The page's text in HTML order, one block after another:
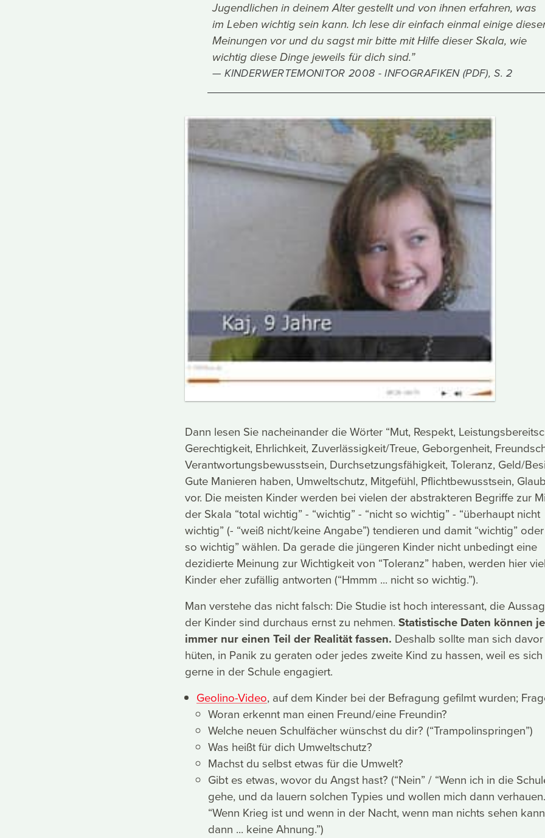
Jugendlichen in deinem Alter gestellt und von ihnen erfahren, was
im Leben wichtig sein kann. Ich lese dir einfach einmal einige
Meinungen vor und du sagst mir bitte mit Hilfe dieser Skala, wie
wichtig diese Dinge jeweils für dich sind.”
KINDERWERTEMONITOR 2008 - INFOGRAFIKEN (PDF), S. 2
Dann lesen Sie nacheinander die Wörter “Mut, Respekt,
Gerechtigkeit, Ehrlichkeit, Zuverlässigkeit/Treue, Geborgenheit,
Verantwortungsbewusstsein, Durchsetzungsfähigkeit, Toleranz, Geld/
Gute Manieren haben, Umweltschutz, Mitgefühl, Pflichtbewusstsein,
vor. Die meisten Kinder werden bei vielen der abstrakteren Begriffe zur
der Skala “total wichtig” - “wichtig” - “nicht so wichtig” - “überhaupt nicht
wichtig” (- “weiß nicht/keine Angabe”) tendieren und damit “wichtig”
so wichtig” wählen. Da gerade die jüngeren Kinder nicht unbedingt eine
dezidierte Meinung zur Wichtigkeit von “Toleranz” haben, werden hier
Kinder eher zufällig antworten (“Hmmm ... nicht so wichtig.”).
Man verstehe das nicht falsch: Die Studie ist hoch interessant, die
der Kinder sind durchaus ernst zu nehmen. Statistische Daten können
immer nur einen Teil der Realität fassen. Deshalb sollte man sich davor
hüten, in Panik zu geraten oder jedes zweite Kind zu hassen, weil es
gerne in der Schule engagiert.
Geolino-Video, auf dem Kinder bei der Befragung gefilmt wurden;
Woran erkennt man einen Freund/eine Freundin?
Welche neuen Schulfächer wünschst du dir? (“Trampolinspringen”)
Was heißt für dich Umweltschutz?
Machst du selbst etwas für die Umwelt?
Gibt es etwas, wovor du Angst hast? (“Nein” / “Wenn ich in die
gehe, und da lauern solchen Typies und wollen mich dann
“Wenn Krieg ist und wenn in der Nacht, wenn man nichts sehen
dann ... keine Ahnung.”)